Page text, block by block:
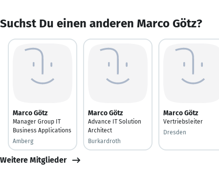
Suchst Du einen anderen Marco Götz?
Marco Götz
Manager Group IT
Business Applications
Amberg
Marco Götz
Advance IT Solution
Architect
Burkardroth
Marco Götz
Vertriebsleiter
Dresden
Weitere Mitglieder